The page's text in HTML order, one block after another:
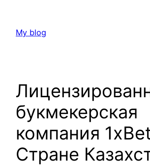
content
My blog
букмекерская
компания
Стране